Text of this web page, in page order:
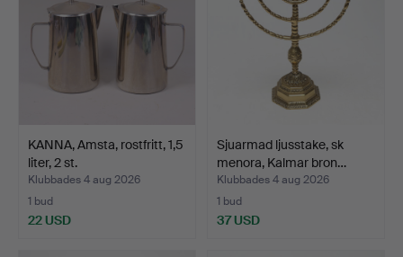
KANNA, Amsta, rostfritt, 1,5
liter, 2 st.
Klubbades 4 aug 2026
1 bud
22 USD
Sjuarmad ljusstake, sk
menora, Kalmar bron…
Klubbades 4 aug 2026
1 bud
37 USD